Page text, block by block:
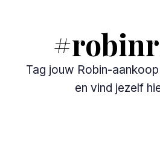
#
Tag jouw Robin-
en vind jezelf